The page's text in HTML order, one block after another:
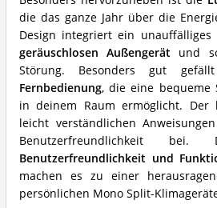
die das ganze Jahr über die
Design integriert ein
geräuschlosen Außengerät und
Störung. Besonders gut
Fernbedienung, die eine bequeme
in deinem Raum ermöglicht. Der
leicht verständlichen
Benutzerfreundlichkeit
Benutzerfreundlichkeit und
machen es zu einer
persönlichen Mono Split-
diese
Mono
Split
Klimaanlage?